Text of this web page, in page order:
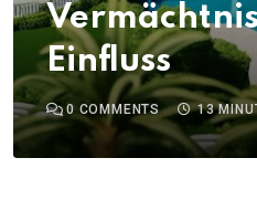
Einfluss
0 COMMENTS 13